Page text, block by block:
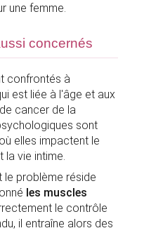
une femme.
concernés
confrontés à
est liée à l'âge et aux
cancer de la
sont
elles impactent le
la vie intime.
le problème réside
les muscles
le contrôle
il entraîne alors des